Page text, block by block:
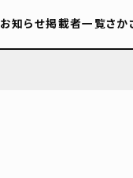
お知らせ掲載者一覧さか